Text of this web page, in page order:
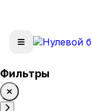
Фильтры